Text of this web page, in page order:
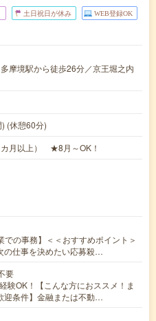
土日祝日が休み WEB登録OK
摩境駅から徒歩26分／京王堀之内
(休憩60分)
カ月以上） ★8月～OK！
での事務】＜＜おすすめポイント＞
の仕事を決めたい応募殺…
要
験OK！【こんな方におススメ！ま
迎条件】金融または不動…